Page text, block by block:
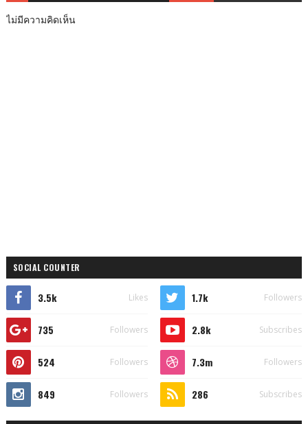
ไม่มีความคิดเห็น
SOCIAL COUNTER
3.5k Likes 1.7k Followers
735 Followers 2.8k Subscribes
524 Followers 7.3m Followers
849 Followers 286 Subscribes